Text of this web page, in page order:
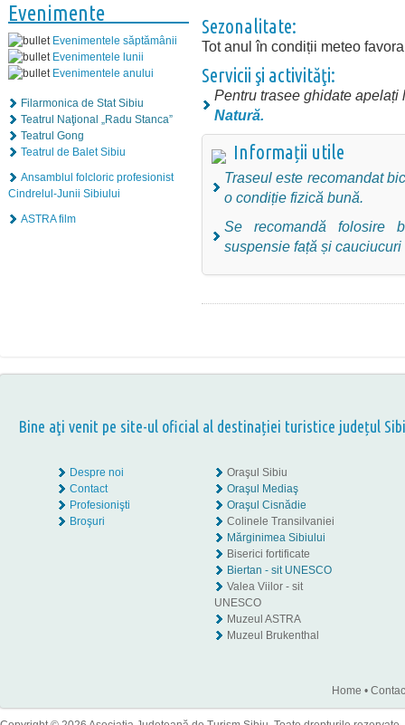
Evenimente
Evenimentele săptămânii
Evenimentele lunii
Evenimentele anului
Filarmonica de Stat Sibiu
Teatrul Naţional „Radu Stanca”
Teatrul Gong
Teatrul de Balet Sibiu
Ansamblul folcloric profesionist
Cindrelul-Junii Sibiului
ASTRA film
Sezonalitate:
Tot anul în condiții meteo
Servicii şi activităţi:
Pentru trasee ghidate
Natură.
Informații utile
Traseul este recomandat
o condiție fizică bună.
Se recomandă folosire
suspensie față și cauciucuri
Bine aţi venit pe site-ul oficial al destinației turistice județul
Despre noi
Contact
Profesionişti
Broşuri
Oraşul Sibiu
Oraşul Mediaş
Oraşul Cisnădie
Colinele Transilvaniei
Mărginimea Sibiului
Biserici fortificate
Biertan - sit UNESCO
Valea Viilor - sit
UNESCO
Muzeul ASTRA
Muzeul Brukenthal
Home •